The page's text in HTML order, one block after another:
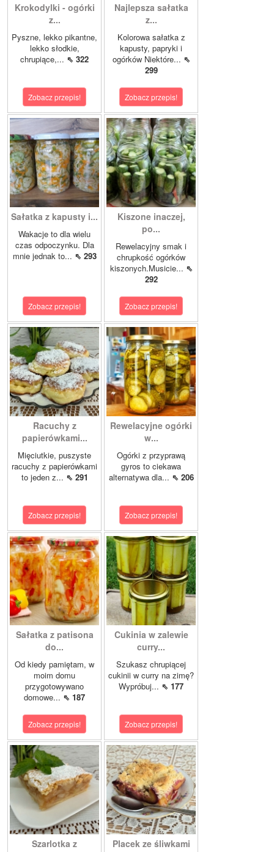
Krokodylki - ogórki
z...
Pyszne, lekko pikantne,
lekko słodkie,
chrupiące,... ⇖ 322
Zobacz przepis!
Najlepsza sałatka
z...
Kolorowa sałatka z
kapusty, papryki i
ogórków Niektóre... ⇖
299
Zobacz przepis!
Sałatka z kapusty i...
Wakacje to dla wielu
czas odpoczynku. Dla
mnie jednak to... ⇖ 293
Zobacz przepis!
Kiszone inaczej,
po...
Rewelacyjny smak i
chrupkość ogórków
kiszonych.Musicie... ⇖
292
Zobacz przepis!
Racuchy z
papierówkami...
Mięciutkie, puszyste
racuchy z papierówkami
to jeden z... ⇖ 291
Zobacz przepis!
Rewelacyjne ogórki
w...
Ogórki z przyprawą
gyros to ciekawa
alternatywa dla... ⇖ 206
Zobacz przepis!
Sałatka z patisona
do...
Od kiedy pamiętam, w
moim domu
przygotowywano
domowe... ⇖ 187
Zobacz przepis!
Cukinia w zalewie
curry...
Szukasz chrupiącej
cukinii w curry na zimę?
Wypróbuj... ⇖ 177
Zobacz przepis!
Szarlotka z
Placek ze śliwkami